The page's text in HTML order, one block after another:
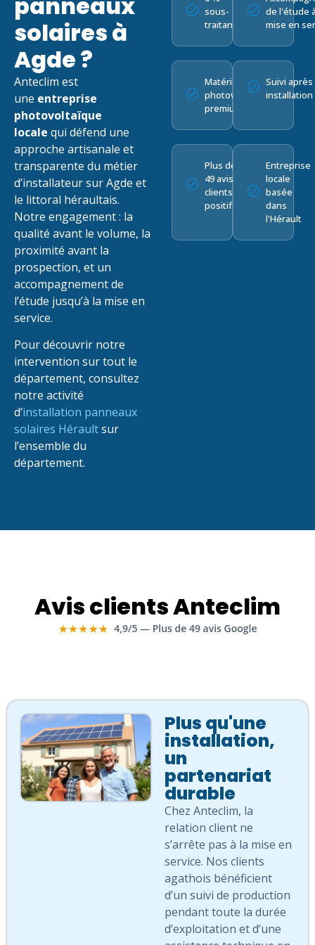
solaires à
Agde ?
Anteclim est
une entreprise
photovoltaïque
locale qui défend une
approche artisanale et
transparente du métier
d’installateur sur Agde et
le littoral héraultais.
Notre engagement : la
qualité avant le volume, la
proximité avant la
prospection, et un
accompagnement de
l’étude jusqu’à la mise en
service.
Pour découvrir notre
intervention sur tout le
département, consultez
notre activité
d’installation panneaux
solaires Héraultsur
l’ensemble du
département.
sous-
traitance
de l'étude
mise en
Matériel
photovoltaïque
premium
Suivi après
installation
Plus de
49 avis
clients
positifs
Entreprise
locale
basée
dans
l'Hérault
Avis clients Anteclim
Plus qu'une
installation,
un
partenariat
durable
Chez Anteclim, la
relation client ne
s’arrête pas à la mise en
service. Nos clients
agathois bénéficient
d’un suivi de production
pendant toute la durée
d’exploitation et d’une